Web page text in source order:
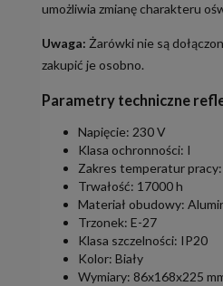
umożliwia zmianę charakteru
Uwaga: Żarówki nie są
zakupić je osobno.
Parametry techniczne
Napięcie: 230 V
Klasa ochronności: I
Zakres temperatur
Trwałość: 17000 h
Materiał obudowy:
Trzonek: E-27
Klasa szczelności: IP20
Kolor: Biały
Wymiary: 86x168x225